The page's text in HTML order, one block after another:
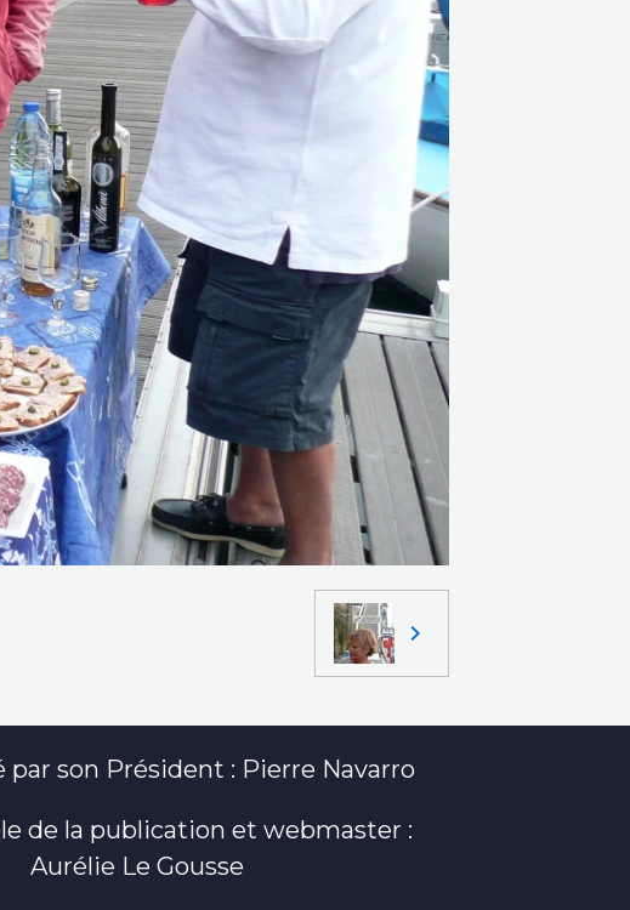
par son Président : Pierre Navarro
de la publication et webmaster :
Aurélie Le Gousse